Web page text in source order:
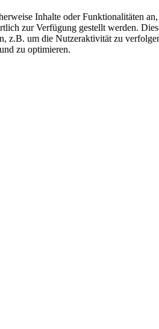
Inhalte oder Funktionalitäten
zur Verfügung gestellt werden.
z.B. um die Nutzeraktivität zu
zu optimieren.